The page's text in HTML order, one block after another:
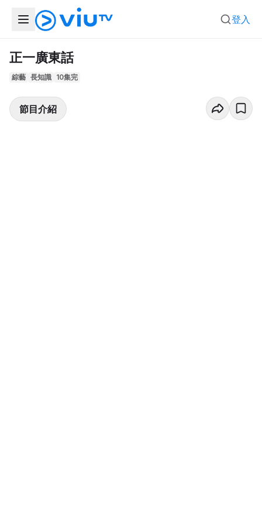
登入
正一廣東話
綜藝 長知識 10集完
節目介紹